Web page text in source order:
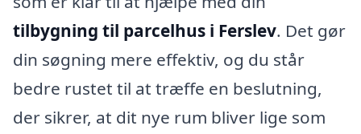
tilbygning til parcelhus i Ferslev. Det gør
din søgning mere effektiv, og du står
bedre rustet til at træffe en beslutning,
der sikrer, at dit nye rum bliver lige som